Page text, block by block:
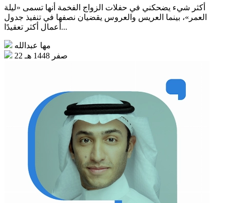
أكثر شيء يضحكني في حفلات الزواج الفخمة أنها تسمى «ليلة
العمر»، بينما العريس والعروس يقضيان نصفها في تنفيذ جدول
أعمال أكثر تعقيدًا...
مها عبدالله
22 صفر 1448 هـ